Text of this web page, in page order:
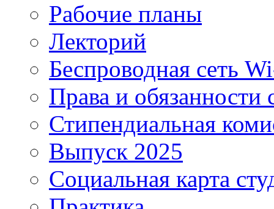
Рабочие планы
Лекторий
Беспроводная сеть
Права и обязанности
Стипендиальная
Выпуск 2025
Социальная карта